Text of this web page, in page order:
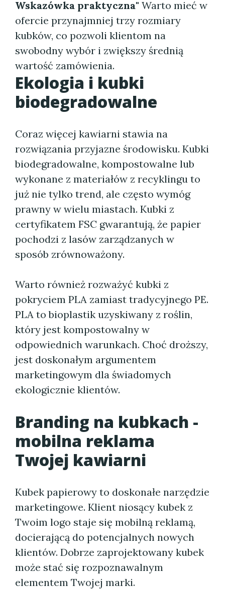
Wskazówka praktyczna" Warto mieć w
ofercie przynajmniej trzy rozmiary
kubków, co pozwoli klientom na
swobodny wybór i zwiększy średnią
wartość zamówienia.
Ekologia i kubki
biodegradowalne
Coraz więcej kawiarni stawia na
rozwiązania przyjazne środowisku. Kubki
biodegradowalne, kompostowalne lub
wykonane z materiałów z recyklingu to
już nie tylko trend, ale często wymóg
prawny w wielu miastach. Kubki z
certyfikatem FSC gwarantują, że papier
pochodzi z lasów zarządzanych w
sposób zrównoważony.
Warto również rozważyć kubki z
pokryciem PLA zamiast tradycyjnego PE.
PLA to bioplastik uzyskiwany z roślin,
który jest kompostowalny w
odpowiednich warunkach. Choć droższy,
jest doskonałym argumentem
marketingowym dla świadomych
ekologicznie klientów.
Branding na kubkach -
mobilna reklama
Twojej kawiarni
Kubek papierowy to doskonałe narzędzie
marketingowe. Klient niosący kubek z
Twoim logo staje się mobilną reklamą,
docierającą do potencjalnych nowych
klientów. Dobrze zaprojektowany kubek
może stać się rozpoznawalnym
elementem Twojej marki.